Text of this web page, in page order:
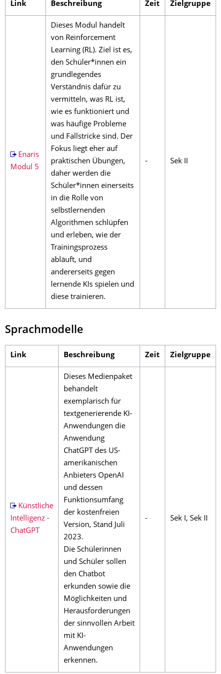
Link Beschreibung Zeit Zielgruppe
Enaris
Modul 5
Dieses Modul handelt
von Reinforcement
Learning (RL). Ziel ist es,
den Schüler*innen ein
grundlegendes
Verständnis dafür zu
vermitteln, was RL ist,
wie es funktioniert und
was häufige Probleme
und Fallstricke sind. Der
Fokus liegt eher auf
praktischen Übungen,
daher werden die
Schüler*innen einerseits
in die Rolle von
selbstlernenden
Algorithmen schlüpfen
und erleben, wie der
Trainingsprozess
abläuft, und
andererseits gegen
lernende KIs spielen und
diese trainieren.
- Sek II
Sprachmodelle
Link Beschreibung Zeit Zielgruppe
Künstliche
Intelligenz -
ChatGPT
Dieses Medienpaket
behandelt
exemplarisch für
textgenerierende KI-
Anwendungen die
Anwendung
ChatGPT des US-
amerikanischen
Anbieters OpenAI
und dessen
Funktionsumfang
der kostenfreien
Version, Stand Juli
2023.
Die Schülerinnen
und Schüler sollen
den Chatbot
erkunden sowie die
Möglichkeiten und
Herausforderungen
der sinnvollen Arbeit
mit KI-
Anwendungen
erkennen.
- Sek I, Sek II